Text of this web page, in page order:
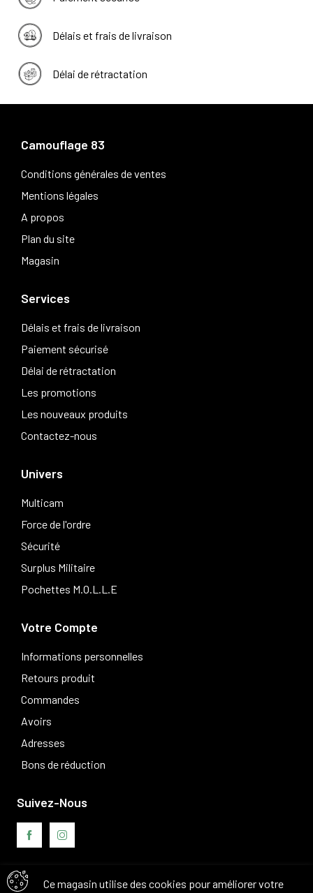
Délais et frais de livraison
Délai de rétractation
Camouflage 83
Conditions générales de ventes
Mentions légales
A propos
Plan du site
Magasin
Services
Délais et frais de livraison
Paiement sécurisé
Délai de rétractation
Les promotions
Les nouveaux produits
Contactez-nous
Univers
Multicam
Force de l'ordre
Sécurité
Surplus Militaire
Pochettes M.O.L.L.E
Votre Compte
Informations personnelles
Retours produit
Commandes
Avoirs
Adresses
Bons de réduction
Ce magasin utilise des cookies pour améliorer votre
Suivez-Nous
Avis clients